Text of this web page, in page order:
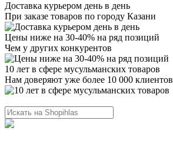
Доставка курьером день в день
При заказе товаров по городу Казани
Цены ниже на 30-40% на ряд позиций
Чем у других конкурентов
10 лет в сфере мусульманских товаров
Нам доверяют уже более 10 000 клиентов